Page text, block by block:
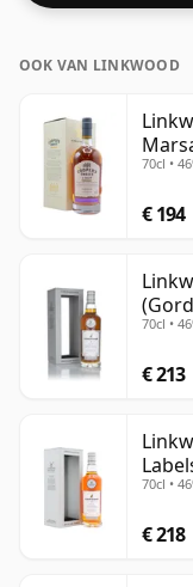
OOK VAN LINKWOOD
70cl •
€ 194
70cl •
€ 213
70cl •
€ 218